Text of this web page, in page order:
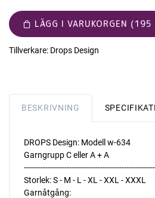
LÄGG I VARUKORGEN (195
Tillverkare: Drops Design
BESKRIVNING
DROPS Design: Modell w-634
Garngrupp C eller A + A
Storlek: S - M - L - XL - XXL - XXXL
Garnåtgång: